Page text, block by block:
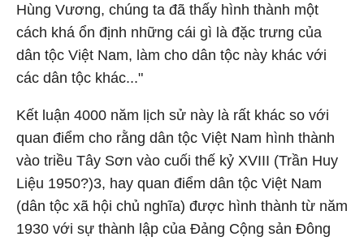
Hùng Vương, chúng ta đã thấy hình thành một
cách khá ổn định những cái gì là đặc trưng của
dân tộc Việt Nam, làm cho dân tộc này khác với
các dân tộc khác..."
Kết luận 4000 năm lịch sử này là rất khác so với
quan điểm cho rằng dân tộc Việt Nam hình thành
vào triều Tây Sơn vào cuối thế kỷ XVIII (Trần Huy
Liệu 1950?)3, hay quan điểm dân tộc Việt Nam
(dân tộc xã hội chủ nghĩa) được hình thành từ năm
1930 với sự thành lập của Đảng Cộng sản Đông